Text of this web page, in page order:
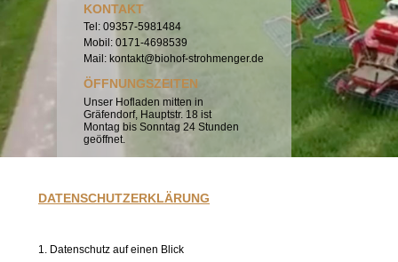
KONTAKT
Tel : 09357-5981484
Mobil : 0171-4698539
Mail: kontakt@biohof-strohmenger.de
Unser Hofladen mitten in
Gräfendorf, Hauptstr. 18 ist
Montag bis Sonntag 24 Stunden
geöffnet.
ÖFFNUNGSZEITEN
DATENSCHUTZERKLÄRUNG
1. Datenschutz auf einen Blick